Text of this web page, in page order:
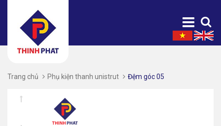
Trang chủ Phụ kiện thanh unistrut Đệm góc 05